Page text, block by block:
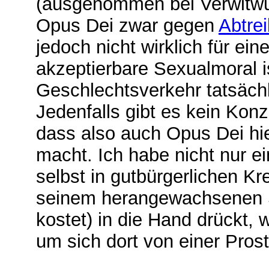
Opus Dei zwar gegen
jedoch nicht wirklich für
akzeptierbare Sexualmoral
Geschlechtsverkehr
Jedenfalls gibt es kein
dass also auch Opus Dei
macht. Ich habe nicht nur
selbst in gutbürgerlichen
seinem
kostet) in die Hand drückt,
um sich dort von einer